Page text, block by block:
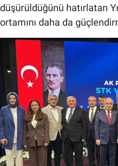
düşürüldüğünü hatırlatan
ortamını daha da